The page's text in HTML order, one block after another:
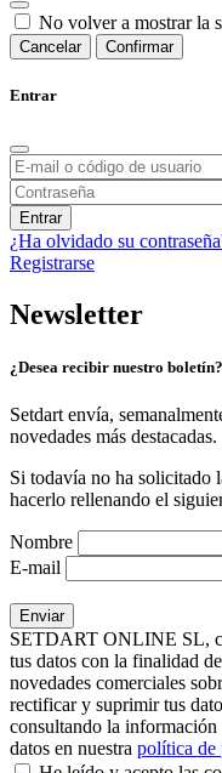
No volver a mostrar la
Cancelar Confirmar
Entrar
Entrar
¿Ha olvidado su
Registrarse
Newsletter
¿Desea recibir nuestro boletín?
Setdart envía,
novedades más destacadas.
Si todavía no ha solicitado
hacerlo rellenando el
Nombre
E-mail
SETDART ONLINE SL,
tus datos con la finalidad
novedades comerciales
rectificar y suprimir tus
consultando la
datos en nuestra política de